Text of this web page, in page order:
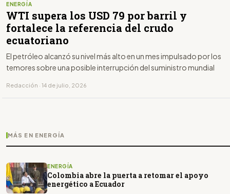
ENERGÍA
WTI supera los USD 79 por barril y
fortalece la referencia del crudo
ecuatoriano
El petróleo alcanzó su nivel más alto en un mes impulsado por los
temores sobre una posible interrupción del suministro mundial
Redacción · 14 de julio, 2026
MÁS EN ENERGÍA
ENERGÍA
Colombia abre la puerta a retomar el apoyo
energético a Ecuador